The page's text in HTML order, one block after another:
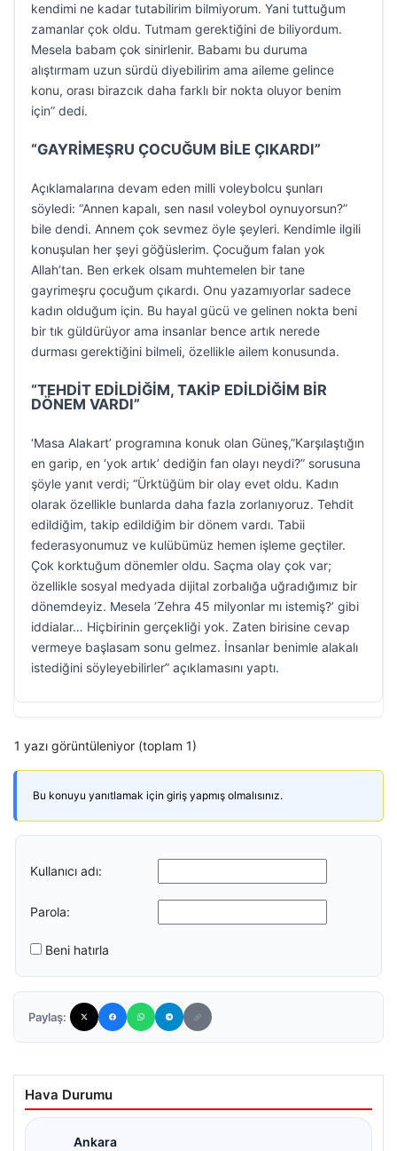
kendimi ne kadar tutabilirim bilmiyorum. Yani tuttuğum
zamanlar çok oldu. Tutmam gerektiğini de biliyordum.
Mesela babam çok sinirlenir. Babamı bu duruma
alıştırmam uzun sürdü diyebilirim ama aileme gelince
konu, orası birazcık daha farklı bir nokta oluyor benim
için” dedi.
“GAYRİMEŞRU ÇOCUĞUM BİLE ÇIKARDI”
Açıklamalarına devam eden milli voleybolcu şunları
söyledi: “Annen kapalı, sen nasıl voleybol oynuyorsun?”
bile dendi. Annem çok sevmez öyle şeyleri. Kendimle ilgili
konuşulan her şeyi göğüslerim. Çocuğum falan yok
Allah’tan. Ben erkek olsam muhtemelen bir tane
gayrimeşru çocuğum çıkardı. Onu yazamıyorlar sadece
kadın olduğum için. Bu hayal gücü ve gelinen nokta beni
bir tık güldürüyor ama insanlar bence artık nerede
durması gerektiğini bilmeli, özellikle ailem konusunda.
“TEHDİT EDİLDİĞİM, TAKİP EDİLDİĞİM BİR
DÖNEM VARDI”
‘Masa Alakart’ programına konuk olan Güneş,”Karşılaştığın
en garip, en ‘yok artık’ dediğin fan olayı neydi?” sorusuna
şöyle yanıt verdi; “Ürktüğüm bir olay evet oldu. Kadın
olarak özellikle bunlarda daha fazla zorlanıyoruz. Tehdit
edildiğim, takip edildiğim bir dönem vardı. Tabii
federasyonumuz ve kulübümüz hemen işleme geçtiler.
Çok korktuğum dönemler oldu. Saçma olay çok var;
özellikle sosyal medyada dijital zorbalığa uğradığımız bir
dönemdeyiz. Mesela ‘Zehra 45 milyonlar mı istemiş?’ gibi
iddialar… Hiçbirinin gerçekliği yok. Zaten birisine cevap
vermeye başlasam sonu gelmez. İnsanlar benimle alakalı
istediğini söyleyebilirler” açıklamasını yaptı.
1 yazı görüntüleniyor (toplam 1)
Bu konuyu yanıtlamak için giriş yapmış olmalısınız.
Kullanıcı adı:
Parola:
Beni hatırla
Paylaş:
Hava Durumu
Ankara